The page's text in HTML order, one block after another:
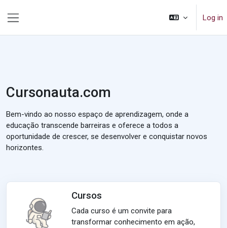
Log in
Cursonauta.com
Bem-vindo ao nosso espaço de aprendizagem, onde a
educação transcende barreiras e oferece a todos a
oportunidade de crescer, se desenvolver e conquistar novos
horizontes.
Cursos
Cada curso é um convite para
transformar conhecimento em ação,